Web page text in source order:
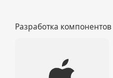
Разработка компонентов